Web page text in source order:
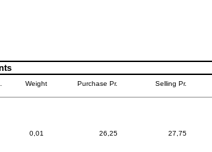
Weight Purchase Pr. Selling Pr.
0,01 26,25 27,75